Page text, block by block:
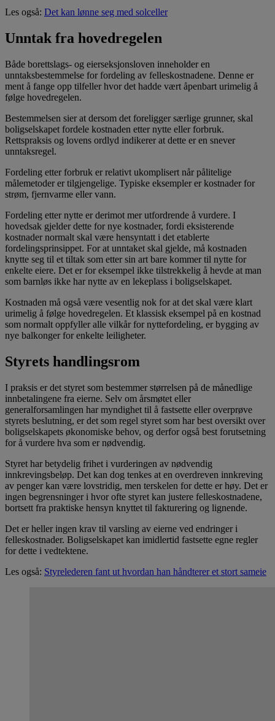
Les også: Det kan lønne seg med solceller
Unntak fra hovedregelen
Både borettslags- og eierseksjonsloven inneholder en
unntaksbestemmelse for fordeling av felleskostnadene. Denne er
ment å fange opp tilfeller hvor det hadde vært åpenbart urimelig å
følge hovedregelen.
Bestemmelsen sier at dersom det foreligger særlige grunner, skal
boligselskapet fordele kostnaden etter nytte eller forbruk.
Rettspraksis og lovens ordlyd indikerer at dette er en snever
unntaksregel.
Fordeling etter forbruk er relativt ukomplisert når pålitelige
målemetoder er tilgjengelige. Typiske eksempler er kostnader for
strøm, fjernvarme eller vann.
Fordeling etter nytte er derimot mer utfordrende å vurdere. I
hovedsak gjelder dette for nye kostnader, fordi eksisterende
kostnader normalt skal være hensyntatt i det etablerte
fordelingsprinsippet. For at unntaket skal gjelde, må kostnaden
knytte seg til et tiltak som etter sin art bare kommer til nytte for
enkelte eiere. Det er for eksempel ikke tilstrekkelig å hevde at man
som barnløs ikke har nytte av en lekeplass i boligselskapet.
Kostnaden må også være vesentlig nok for at det skal være klart
urimelig å følge hovedregelen. Et klassisk eksempel på en kostnad
som normalt oppfyller alle vilkår for nyttefordeling, er bygging av
nye balkonger for enkelte leiligheter.
Styrets handlingsrom
I praksis er det styret som bestemmer størrelsen på de månedlige
innbetalingene fra eierne. Selv om årsmøtet eller
generalforsamlingen har myndighet til å fastsette eller overprøve
styrets beslutning, er det som regel styret som har best oversikt over
boligselskapets økonomiske behov, og derfor også best forutsetning
for å vurdere hva som er nødvendig.
Styret har betydelig frihet i vurderingen av nødvendig
innkrevingsbeløp. Det kan dog tenkes at en overdreven innkreving
av penger kan være lovstridig, men terskelen for dette er høy. Det er
ingen begrensninger i hvor ofte styret kan justere felleskostnadene,
bortsett fra praktiske hensyn knyttet til fakturering og lignende.
Det er heller ingen krav til varsling av eierne ved endringer i
felleskostnader. Boligselskapet kan imidlertid fastsette egne regler
for dette i vedtektene.
Les også: Styrelederen fant ut hvordan han håndterer et stort sameie